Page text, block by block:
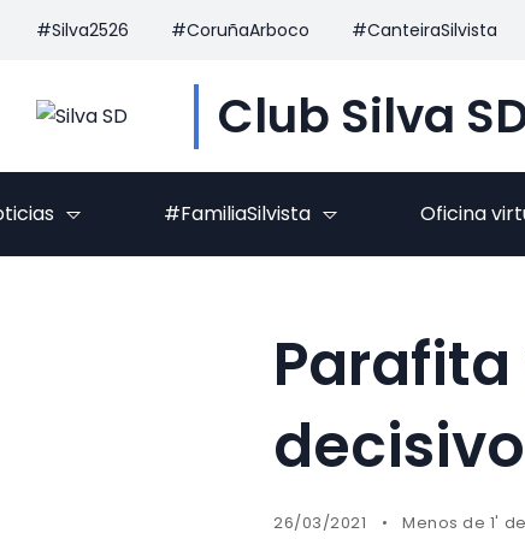
#Silva2526 #CoruñaArboco #CanteiraSilvista
Club Silva
#FamiliaSilvista Oficina
decisivo
26/03/2021 Menos de 1'